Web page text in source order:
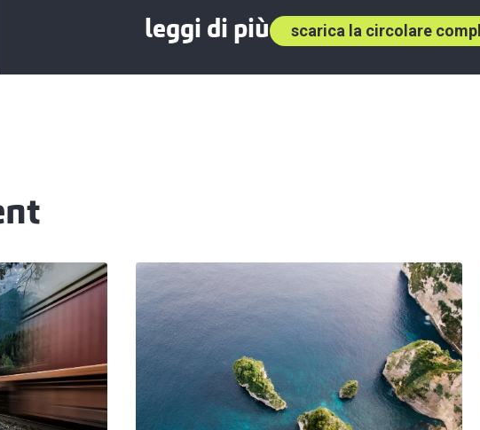
leggi di più scarica la circolare